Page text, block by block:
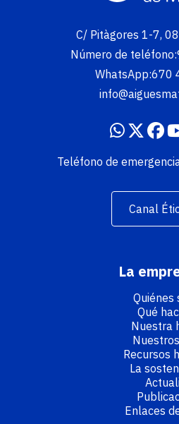
C/ Pitàgores 1-7,
Número de teléfono:
WhatsApp:670
Teléfono de
Canal
La
Quiénes
Qué
Nuestra
Recursos
La
Enlaces